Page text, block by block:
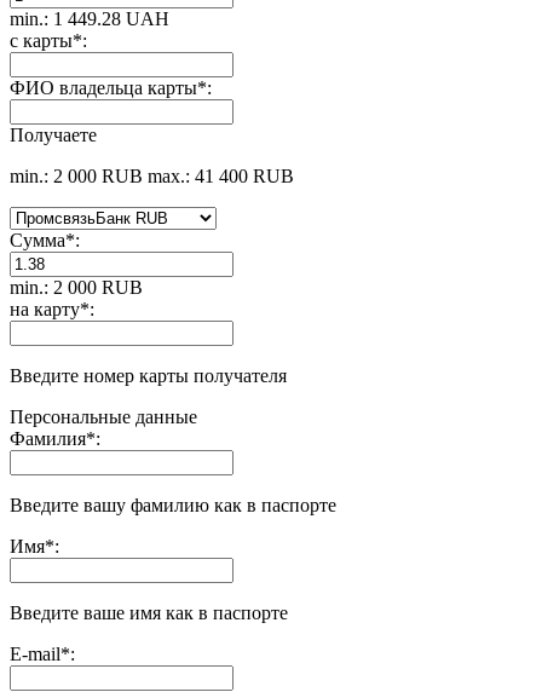
min.: 1 449.28 UAH
с карты*:
ФИО владельца карты*:
Получаете
min.: 2 000 RUB max.: 41 400 RUB
Сумма*:
min.: 2 000 RUB
на карту*:
Введите номер карты получателя
Персональные данные
Фамилия*:
Введите вашу фамилию как в паспорте
Имя*:
Введите ваше имя как в паспорте
E-mail*: